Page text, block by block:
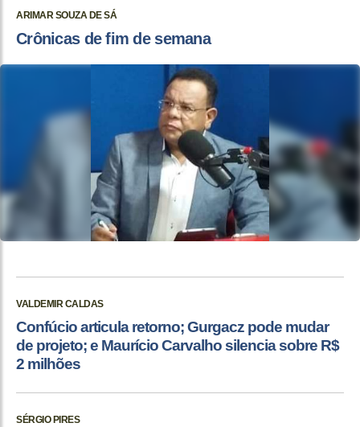
ARIMAR SOUZA DE SÁ
Crônicas de fim de semana
VALDEMIR CALDAS
Confúcio articula retorno; Gurgacz pode mudar
de projeto; e Maurício Carvalho silencia sobre R$
2 milhões
SÉRGIO PIRES